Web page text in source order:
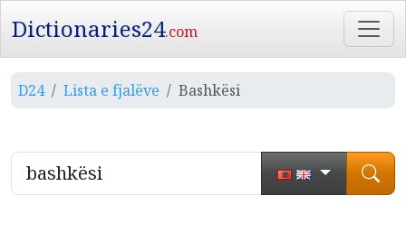
Dictionaries24.com
D24 Lista e fjalëve Bashkësi